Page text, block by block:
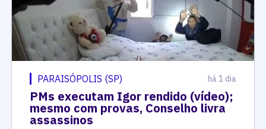
PARAISÓPOLIS (SP) há 1 dia
PMs executam Igor rendido (vídeo);
mesmo com provas, Conselho livra
assassinos